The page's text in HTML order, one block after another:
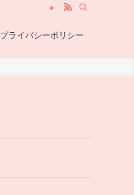
プライバシーポリシー